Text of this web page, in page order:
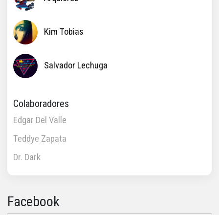
Kim Tobias
Salvador Lechuga
Colaboradores
Edgar Del Valle
Teddye Zapata
Dr. Dark
Facebook